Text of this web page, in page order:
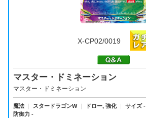
X-CP02/0019
マスター・ドミネーション
マスター・ドミネーション
魔法 スタードラゴンW ドロー, 強化 サイズ -
防御力 -